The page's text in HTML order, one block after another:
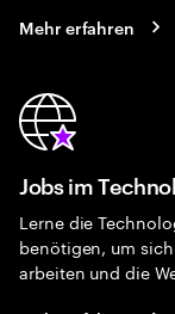
Mehr erfahren
Jobs im
Lerne die
benötigen, um
arbeiten und die